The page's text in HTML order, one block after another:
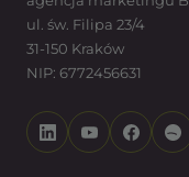
ul. św. Filipa 23/4
31-150 Kraków
NIP: 6772456631